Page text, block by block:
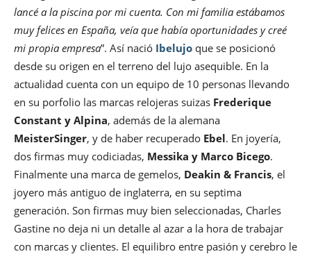
lancé a la piscina por mi cuenta. Con mi familia estábamos
muy felices en España, veía que había oportunidades y creé
mi propia empresa”. Así nació Ibelujo que se posicionó
desde su origen en el terreno del lujo asequible. En la
actualidad cuenta con un equipo de 10 personas llevando
en su porfolio las marcas relojeras suizas Frederique
Constant y Alpina, además de la alemana
MeisterSinger, y de haber recuperado Ebel. En joyería,
dos firmas muy codiciadas, Messika y Marco Bicego.
Finalmente una marca de gemelos, Deakin & Francis, el
joyero más antiguo de inglaterra, en su septima
generación. Son firmas muy bien seleccionadas, Charles
Gastine no deja ni un detalle al azar a la hora de trabajar
con marcas y clientes. El equilibro entre pasión y cerebro le